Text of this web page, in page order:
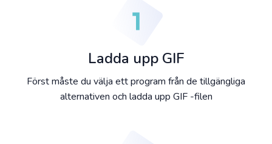
Ladda upp GIF
Först måste du välja ett program från de tillgängliga
alternativen och ladda upp GIF -filen